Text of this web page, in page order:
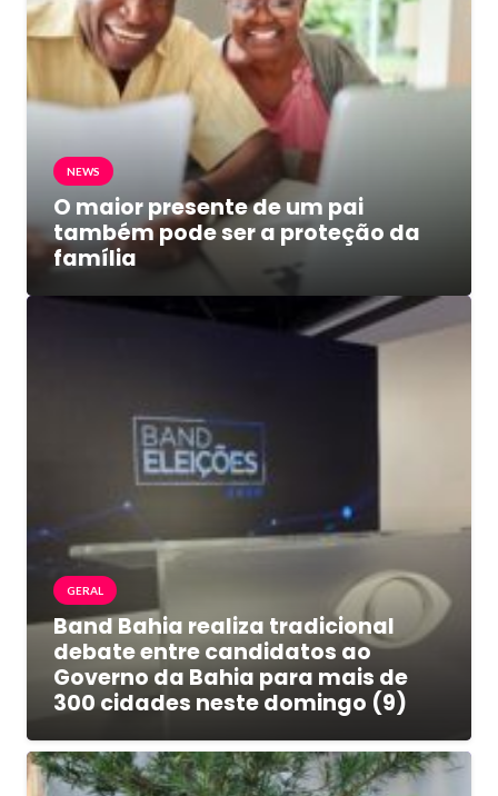
NEWS
O maior presente de um pai
também pode ser a proteção da
família
GERAL
Band Bahia realiza tradicional
debate entre candidatos ao
Governo da Bahia para mais de
300 cidades neste domingo (9)